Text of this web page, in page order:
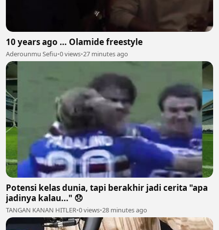
10 years ago … Olamide freestyle
Aderounmu Sefiu•0 views•27 minutes ago
Potensi kelas dunia, tapi berakhir jadi cerita "apa
jadinya kalau..." 😞
TANGAN KANAN HITLER•0 views•28 minutes ago